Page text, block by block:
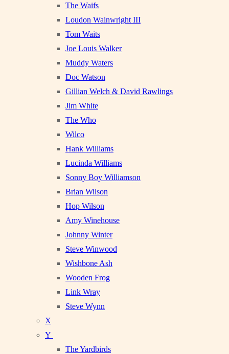
The Waifs
Loudon Wainwright III
Tom Waits
Joe Louis Walker
Muddy Waters
Doc Watson
Gillian Welch & David Rawlings
Jim White
The Who
Wilco
Hank Williams
Lucinda Williams
Sonny Boy Williamson
Brian Wilson
Hop Wilson
Amy Winehouse
Johnny Winter
Steve Winwood
Wishbone Ash
Wooden Frog
Link Wray
Steve Wynn
X
Y
The Yardbirds